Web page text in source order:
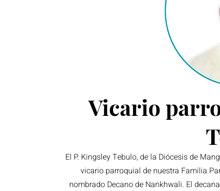
Vicario
El P. Kingsley Tebulo, de la Diócesis de
vicario parroquial de nuestra Familia
nombrado Decano de Nankhwali. El